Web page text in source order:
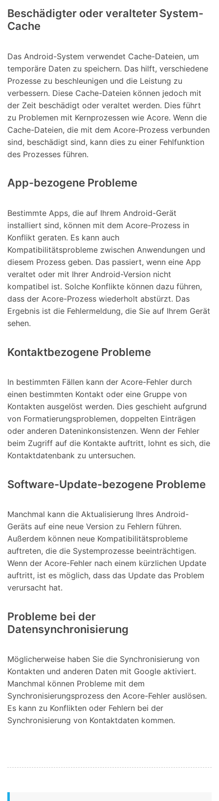
Beschädigter oder veralteter System-
Cache
Das Android-System verwendet Cache-Dateien, um
temporäre Daten zu speichern. Das hilft, verschiedene
Prozesse zu beschleunigen und die Leistung zu
verbessern. Diese Cache-Dateien können jedoch mit
der Zeit beschädigt oder veraltet werden. Dies führt
zu Problemen mit Kernprozessen wie Acore. Wenn die
Cache-Dateien, die mit dem Acore-Prozess verbunden
sind, beschädigt sind, kann dies zu einer Fehlfunktion
des Prozesses führen.
App-bezogene Probleme
Bestimmte Apps, die auf Ihrem Android-Gerät
installiert sind, können mit dem Acore-Prozess in
Konflikt geraten. Es kann auch
Kompatibilitätsprobleme zwischen Anwendungen und
diesem Prozess geben. Das passiert, wenn eine App
veraltet oder mit Ihrer Android-Version nicht
kompatibel ist. Solche Konflikte können dazu führen,
dass der Acore-Prozess wiederholt abstürzt. Das
Ergebnis ist die Fehlermeldung, die Sie auf Ihrem Gerät
sehen.
Kontaktbezogene Probleme
In bestimmten Fällen kann der Acore-Fehler durch
einen bestimmten Kontakt oder eine Gruppe von
Kontakten ausgelöst werden. Dies geschieht aufgrund
von Formatierungsproblemen, doppelten Einträgen
oder anderen Dateninkonsistenzen. Wenn der Fehler
beim Zugriff auf die Kontakte auftritt, lohnt es sich, die
Kontaktdatenbank zu untersuchen.
Software-Update-bezogene Probleme
Manchmal kann die Aktualisierung Ihres Android-
Geräts auf eine neue Version zu Fehlern führen.
Außerdem können neue Kompatibilitätsprobleme
auftreten, die die Systemprozesse beeinträchtigen.
Wenn der Acore-Fehler nach einem kürzlichen Update
auftritt, ist es möglich, dass das Update das Problem
verursacht hat.
Probleme bei der
Datensynchronisierung
Möglicherweise haben Sie die Synchronisierung von
Kontakten und anderen Daten mit Google aktiviert.
Manchmal können Probleme mit dem
Synchronisierungsprozess den Acore-Fehler auslösen.
Es kann zu Konflikten oder Fehlern bei der
Synchronisierung von Kontaktdaten kommen.